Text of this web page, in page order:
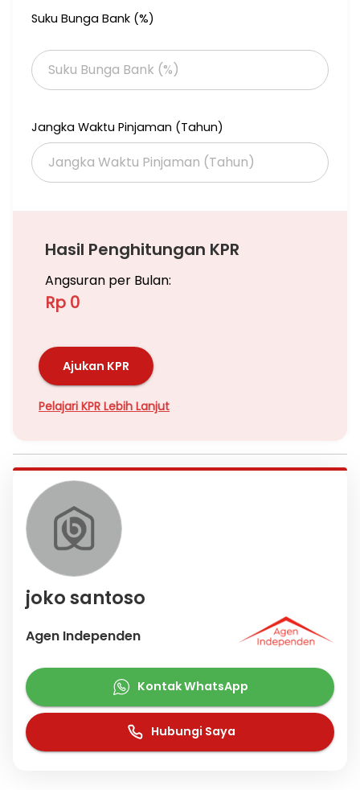
Suku Bunga Bank (%)
Jangka Waktu Pinjaman (Tahun)
Hasil Penghitungan KPR
Angsuran per Bulan:
Rp 0
Ajukan KPR
Pelajari KPR Lebih Lanjut
joko santoso
Agen Independen
Kontak WhatsApp
Hubungi Saya